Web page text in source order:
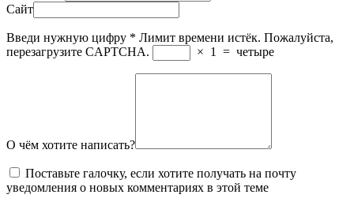
Сайт
Введи нужную цифру * Лимит времени истёк. Пожалуйста,
перезагрузите CAPTCHA.
× 1 = четыре
О чём хотите написать?
Поставьте галочку, если хотите получать на почту
уведомления о новых комментариях в этой теме